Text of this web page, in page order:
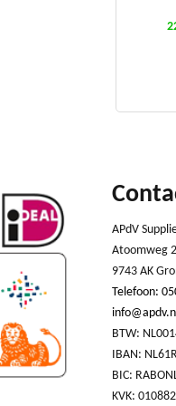
Breedte
Lengte
APdV
Atoomweg
9743 AK
Telefoon:
info@apdv.nl
BTW:
IBAN:
BIC:
KVK: